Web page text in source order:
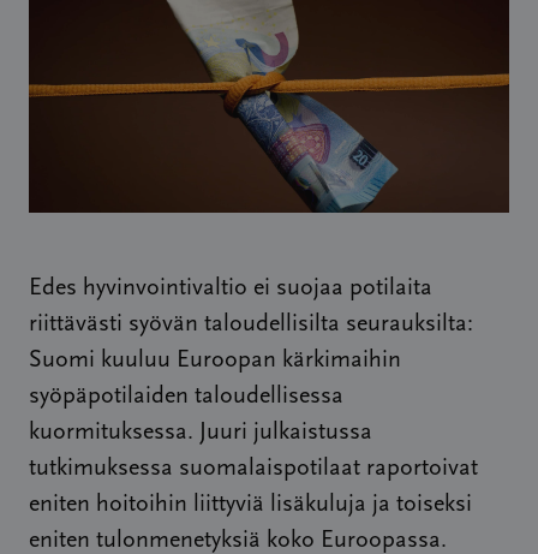
Edes hyvinvointivaltio ei suojaa potilaita
riittävästi syövän taloudellisilta seurauksilta:
Suomi kuuluu Euroopan kärkimaihin
syöpäpotilaiden taloudellisessa
kuormituksessa. Juuri julkaistussa
tutkimuksessa suomalaispotilaat raportoivat
eniten hoitoihin liittyviä lisäkuluja ja toiseksi
eniten tulonmenetyksiä koko Euroopassa.